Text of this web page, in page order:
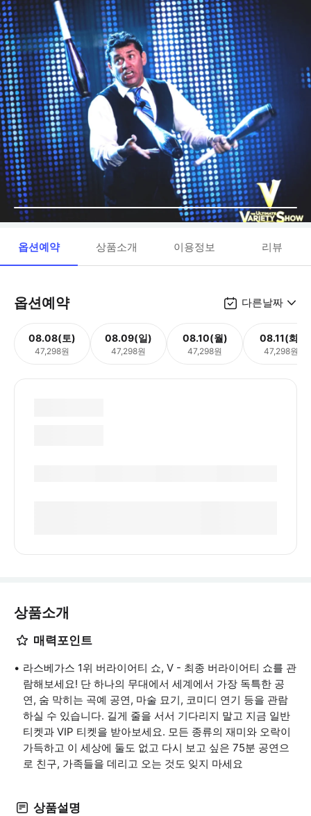
옵션예약 상품소개 이용정보 리뷰
옵션예약 다른날짜
08.08(토)
47,298원
08.09(일)
47,298원
08.10(월)
47,298원
08.11(화)
47,298원
상품소개
매력포인트
라스베가스 1위 버라이어티 쇼, V - 최종 버라이어티 쇼를 관
람해보세요! 단 하나의 무대에서 세계에서 가장 독특한 공
연, 숨 막히는 곡예 공연, 마술 묘기, 코미디 연기 등을 관람
하실 수 있습니다. 길게 줄을 서서 기다리지 말고 지금 일반
티켓과 VIP 티켓을 받아보세요. 모든 종류의 재미와 오락이
가득하고 이 세상에 둘도 없고 다시 보고 싶은 75분 공연으
로 친구, 가족들을 데리고 오는 것도 잊지 마세요
상품설명